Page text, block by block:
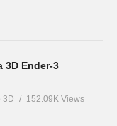
3D Ender-3
3D 152.09K Views